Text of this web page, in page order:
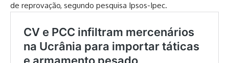
de reprovação, segundo pesquisa Ipsos-Ipec.